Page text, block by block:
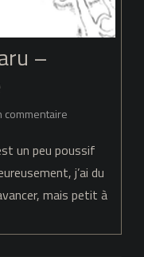
–
commentaire
vie
de
un peu poussif
j’ai du
mais petit à